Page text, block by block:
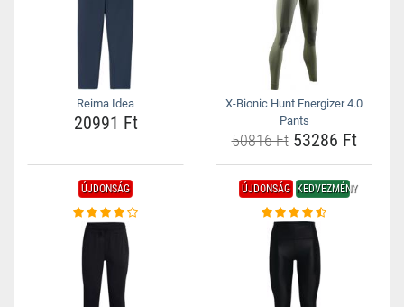
Reima Idea
20991 Ft
X-Bionic Hunt Energizer 4.0
Pants
50816 Ft53286 Ft
ÚJDONSÁG ÚJDONSÁG KEDVEZMÉNY